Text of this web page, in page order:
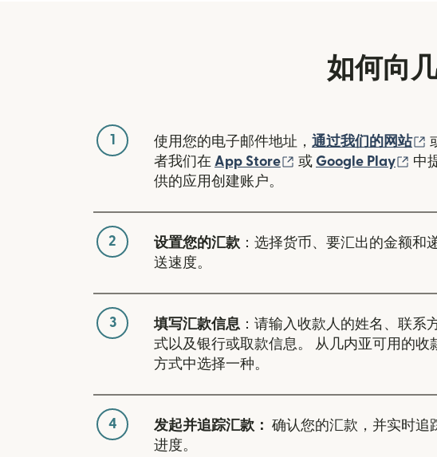
如何向
1 使用您的电子邮件地址， 通过我们的网站
者我们在 App Store （在新窗口中打开）
或 Google Play （
中
供的应用创建账户。
2 设置您的汇款 ：选择货币、要汇出的金额和
送速度。
3 填写汇款信息 ：请输入收款人的姓名、联系
式以及银行或取款信息。 从几内亚可用的收
方式中选择一种。
4 发起并追踪汇款：
确认您的汇款，并实时追
进度。